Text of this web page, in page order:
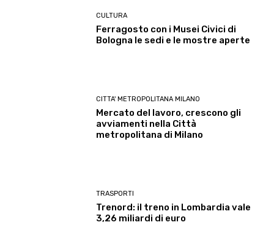
CULTURA
Ferragosto con i Musei Civici di
Bologna le sedi e le mostre aperte
CITTA' METROPOLITANA MILANO
Mercato del lavoro, crescono gli
avviamenti nella Città
metropolitana di Milano
TRASPORTI
Trenord: il treno in Lombardia vale
3,26 miliardi di euro